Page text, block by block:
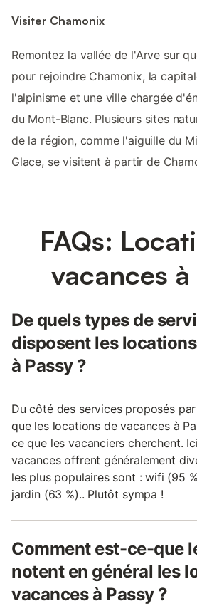
Visiter Chamonix
Remontez la vallée de l'Arve sur
pour rejoindre Chamonix, la
l'alpinisme et une ville chargée
du Mont-Blanc. Plusieurs sites
de la région, comme l'aiguille du
Glace, se visitent à partir de
FAQs:
vacances à
De quels types de
disposent les
à Passy ?
Du côté des services proposés
que les locations de vacances à
ce que les vacanciers cherchent.
vacances offrent généralement
les plus populaires sont : wifi (95
jardin (63 %).. Plutôt sympa !
Comment est-ce-que
notent en général les
vacances à Passy ?